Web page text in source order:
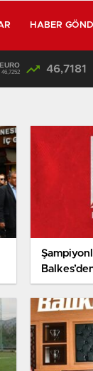
HABER
/
EURO
46,7252 46,7181